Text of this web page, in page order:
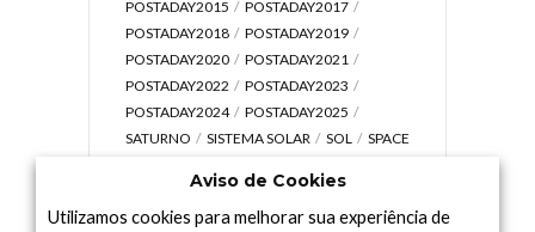
POSTADAY2015
POSTADAY2017
POSTADAY2018
POSTADAY2019
POSTADAY2020
POSTADAY2021
POSTADAY2022
POSTADAY2023
POSTADAY2024
POSTADAY2025
SATURNO
SISTEMA SOLAR SOL
SPACE
UNIVERSO
VÍDEO
Aviso de Cookies
Utilizamos cookies para melhorar sua experiência de